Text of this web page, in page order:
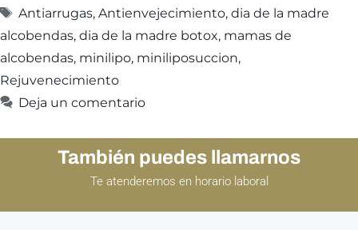
Antiarrugas, Antienvejecimiento, dia de la madre
alcobendas, dia de la madre botox, mamas de
alcobendas, minilipo, miniliposuccion,
Rejuvenecimiento
Deja un comentario
También puedes llamarnos
Te atenderemos en horario laboral